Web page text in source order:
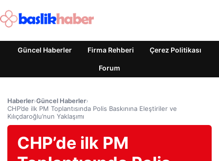
Güncel Haberler Firma Rehberi Çerez Politikası
Forum
Haberler›Güncel Haberler›
CHP’de ilk PM Toplantısında Polis Baskınına Eleştiriler ve
Kılıçdaroğlu’nun Yaklaşımı
CHP’de ilk PM